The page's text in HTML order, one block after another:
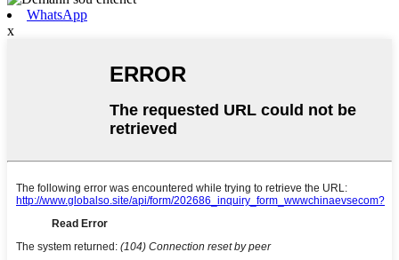
WhatsApp
x